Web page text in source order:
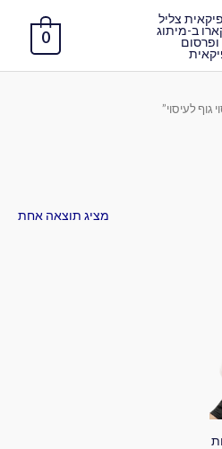
0
גוף לעיסוי”
מציג תוצאה אחת